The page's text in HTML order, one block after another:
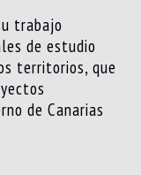
trabajo
de estudio
territorios, que
de Canarias